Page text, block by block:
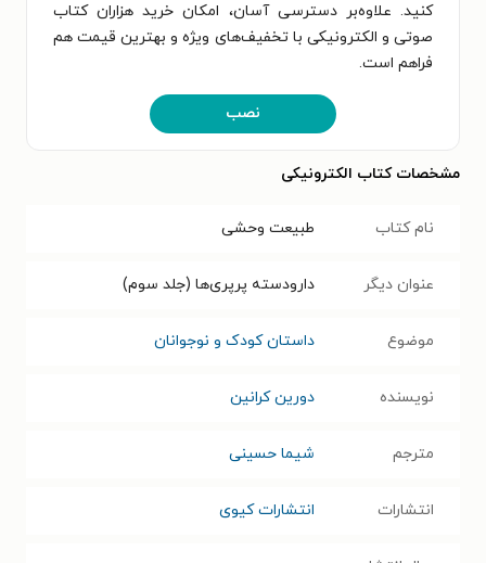
کنید. علاوه‌بر دسترسی آسان، امکان خرید هزاران کتاب
صوتی و الکترونیکی با تخفیف‌های ویژه و بهترین قیمت هم
فراهم است.
نصب
مشخصات کتاب الکترونیکی
نام کتاب طبیعت وحشی
عنوان دیگر دارودسته پرپری‌ها (جلد سوم)
موضوع داستان کودک و نوجوانان
نویسنده دورین کرانین
مترجم شیما حسینی
انتشارات انتشارات کیوی